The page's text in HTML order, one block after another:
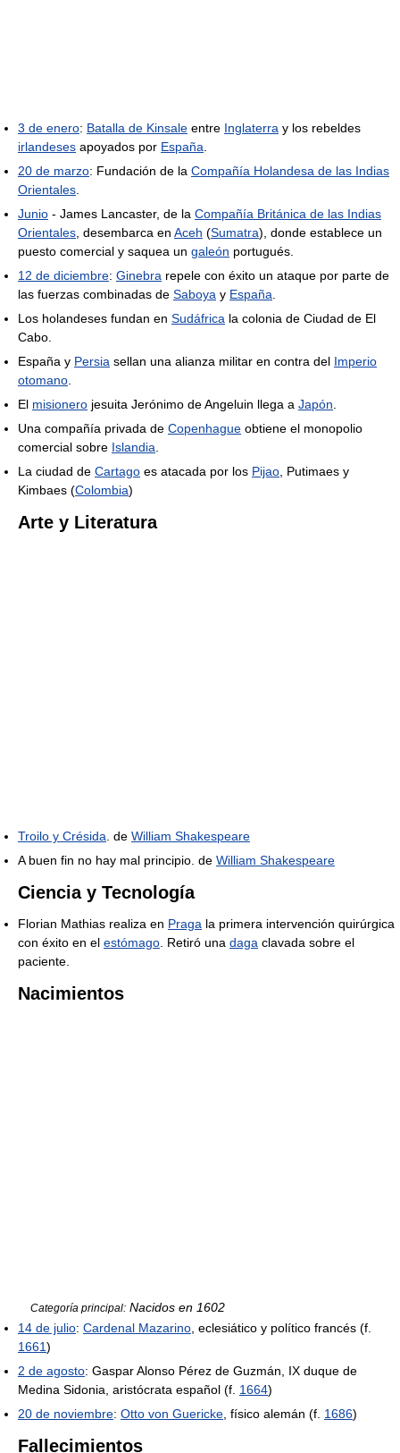
3 de enero: Batalla de Kinsale entre Inglaterra y los rebeldes
irlandeses apoyados por España
20 de marzo: Fundación de la Compañía Holandesa de las Indias
Orientales
Junio - James Lancaster, de la Compañía Británica de las Indias
Orientales , desembarca en Aceh (Sumatra), donde establece un
puesto comercial y saquea un galeón portugués.
12 de diciembre: Ginebra repele con éxito un ataque por parte de
las fuerzas combinadas de Saboya y España
Los holandeses fundan en Sudáfrica la colonia de Ciudad de El
Cabo.
España y Persia sellan una alianza militar en contra del Imperio
otomano
El misionero jesuita Jerónimo de Angeluin llega a Japón
Una compañía privada de Copenhague obtiene el monopolio
comercial sobre Islandia
La ciudad de Cartago es atacada por los Pijao , Putimaes y
Kimbaes (Colombia)
Arte y Literatura
Troilo y Crésida . de William Shakespeare
A buen fin no hay mal principio. de William Shakespeare
Ciencia y Tecnología
Florian Mathias realiza en Praga la primera intervención quirúrgica
con éxito en el estómago . Retiró una daga clavada sobre el
paciente.
Nacimientos
Categoría principal: Nacidos en 1602
14 de julio: Cardenal Mazarino, eclesiático y político francés (f.
1661)
2 de agosto: Gaspar Alonso Pérez de Guzmán, IX duque de
Medina Sidonia, aristócrata español (f. 1664)
20 de noviembre: Otto von Guericke, físico alemán (f. 1686)
Fallecimientos